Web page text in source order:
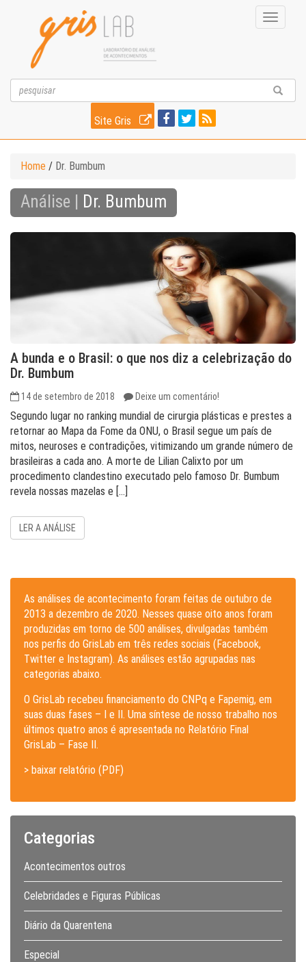
Toggle
Site Gris
Home / Dr. Bumbum
Análise | Dr. Bumbum
A bunda e o Brasil: o que nos diz a celebrização do
Dr. Bumbum
14 de setembro de 2018 Deixe um comentário!
Segundo lugar no ranking mundial de cirurgia plásticas e prestes a
retornar ao Mapa da Fome da ONU, o Brasil segue um país de
mitos, neuroses e contradições, vitimizando um grande número de
brasileiras a cada ano. A morte de Lilian Calixto por um
procedimento clandestino executado pelo famoso Dr. Bumbum
revela nossas mazelas e […]
LER A ANÁLISE
As análises de acontecimento foram feitas de outubro de
2013 a dezembro de 2020. Nesses quase oito anos foram
produzidas em torno de 500 análises, divulgadas também
nos perfis do GrisLab em três redes sociais (Facebook,
Twitter e Instagram). As análises estão agrupadas nas
categorias abaixo.
O GrisLab recebeu financiamento do CNPq e Fapemig, em
suas duas fases – I e II. Uma síntese de nosso trabalho nos
últimos quatro anos é apresentada no Relatório Final
GrisLab – Fase II.
> baixar relatório (PDF)
Categorias
Acontecimentos outros
Celebridades e Figuras Públicas
Diário da Quarentena
Especial